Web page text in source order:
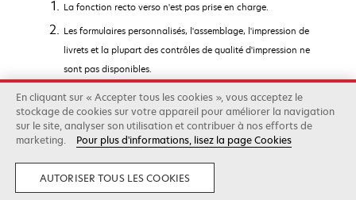
La fonction recto verso n'est pas prise en charge.
Les formulaires personnalisés, l'assemblage, l'impression de
livrets et la plupart des contrôles de qualité d'impression ne
sont pas disponibles.
La prise en charge de Windows 2000 est limitée à la version
UPD 1.6.2.Cliquez ici pour télécharger
Lexmark
À propos de nous
Nous
Contacter
En cliquant sur « Accepter tous les cookies », vous acceptez le
stockage de cookies sur votre appareil pour améliorer la navigation
sur le site, analyser son utilisation et contribuer à nos efforts de
marketing.
Pour plus d'informations, lisez la page Cookies
AUTORISER TOUS LES COOKIES